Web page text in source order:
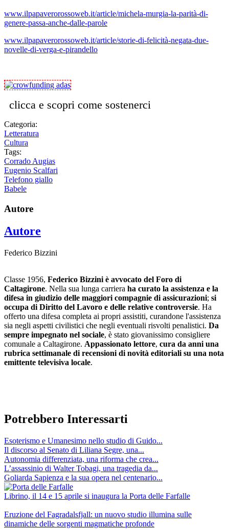
www.ilpapaverorossoweb.it/article/michela-murgia-la-parità-di-
genere-passa-anche-dalle-parole
www.ilpapaverorossoweb.it/article/storie-di-felicità-negata-due-
novelle-di-verga-e-pirandello
clicca e scopri come sostenerci
Categoria:
Letteratura
Cultura
Tags:
Corrado Augias
Eugenio Scalfari
Telefono giallo
Babele
Autore
Autore
Federico Bizzini
Classe 1956, Federico Bizzini è avvocato del Foro di
Caltagirone. Nella sua lunga carriera ha curato la assistenza e la
difesa in giudizio delle maggiori compagnie di assicurazioni; si
occupa di Diritto del Lavoro e delle relative controversie. Ha
offerto una difesa completa ai propri assistiti, curandone l'assistenza
sia negli aspetti civilistici che negli eventuali risvolti penalistici. Da
sempre impegnato nel sociale, è stato giovanissimo consigliere
comunale a Caltagirone. Appassionato lettore, cura da anni una
rubrica settimanale di recensioni di novità editoriali su una nota
emittente televisiva locale.
Potrebbero Interessarti
Esoterismo e Umanesimo nello studio di Guido...
Il discorso al Senato di Liliana Segre, una...
Autonomia differenziata, una riforma che crea...
L’assassinio di Walter Tobagi, una tragedia da...
Goliarda Sapienza e la sua opera nel centenario...
Librino, il 14 e 15 aprile si inaugura la Porta delle Farfalle
Eruzione del Fagradalsfjall: un nuovo studio illumina sulle
dinamiche delle sorgenti magmatiche profonde